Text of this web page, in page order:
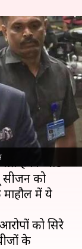
के
आलोचना का
हैं कि बोर्ड
सीजन को
माहौल में ये
को सिरे
के